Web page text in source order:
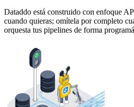
Dataddo está construido con enfoque
cuando quieras; omítela por completo
orquesta tus pipelines de forma